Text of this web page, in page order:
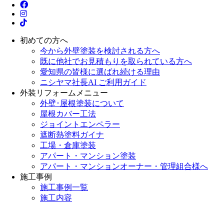
初めての方へ
今から外壁塗装を検討される方へ
既に他社でお見積もりを取られている方へ
愛知県の皆様に選ばれ続ける理由
ニシヤマ社長AI ご利用ガイド
外装リフォームメニュー
外壁･屋根塗装について
屋根カバー工法
ジョイントエンペラー
遮断熱塗料ガイナ
工場・倉庫塗装
アパート・マンション塗装
アパート・マンションオーナー・管理組合様へ
施工事例
施工事例一覧
施工内容